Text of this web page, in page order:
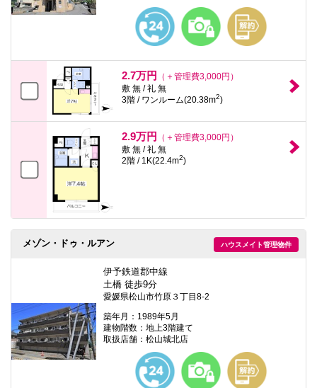
2.7万円
（＋管理費3,000円）
敷 無 / 礼 無
3階 / ワンルーム(20.38m2)
2.9万円
（＋管理費3,000円）
敷 無 / 礼 無
2階 / 1K(22.4m2)
ハウスメイト管理物件
メゾン・ドゥ・ルアン
伊予鉄道郡中線
土橋 徒歩9分
愛媛県松山市竹原３丁目8-2
築年月：1989年5月
建物階数：地上3階建て
取扱店舗：松山城北店